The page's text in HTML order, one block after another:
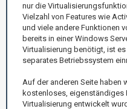
nur die
Vielzahl von Features wie
und viele andere Funktionen
bereits in einer Windows
Virtualisierung benötigt, ist
separates Betriebssystem
Auf der anderen Seite haben
kostenloses,
Virtualisierung entwickelt